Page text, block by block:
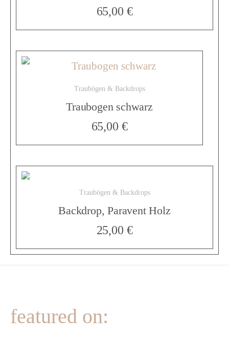
n
g
e
65,00 €
Traubögen & Backdrops
Traubogen schwarz
65,00 €
Traubögen & Backdrops
Backdrop, Paravent Holz
25,00 €
featured on: